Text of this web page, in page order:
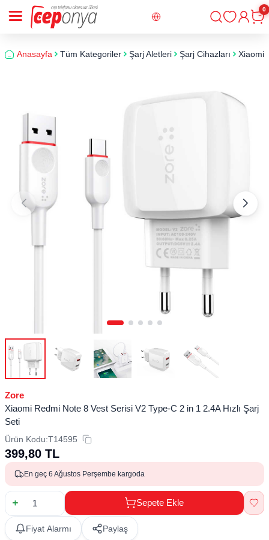
Giriş
0
Anasayfa Tüm Kategoriler Şarj Aletleri Şarj Cihazları Xiaomi
Zore
Xiaomi Redmi Note 8 Vest Serisi V2 Type-C 2 in 1 2.4A Hızlı Şarj
Seti
Ürün Kodu:T14595
399,80 TL
En geç 6 Ağustos Perşembe kargoda
Sepete Ekle
Fiyat Alarmı Paylaş